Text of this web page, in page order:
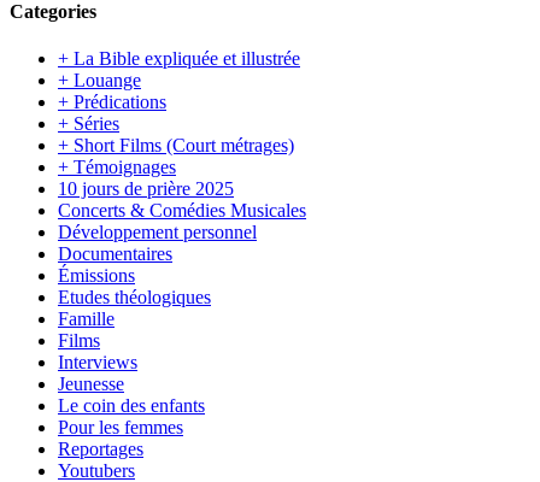
Categories
+ La Bible expliquée et illustrée
+ Louange
+ Prédications
+ Séries
+ Short Films (Court métrages)
+ Témoignages
10 jours de prière 2025
Concerts & Comédies Musicales
Développement personnel
Documentaires
Émissions
Etudes théologiques
Famille
Films
Interviews
Jeunesse
Le coin des enfants
Pour les femmes
Reportages
Youtubers